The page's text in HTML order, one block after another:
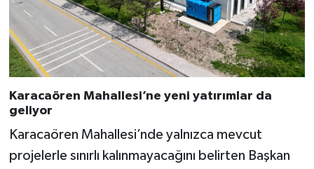
Karacaören Mahallesi’ne yeni yatırımlar da
geliyor
Karacaören Mahallesi’nde yalnızca mevcut
projelerle sınırlı kalınmayacağını belirten Başkan